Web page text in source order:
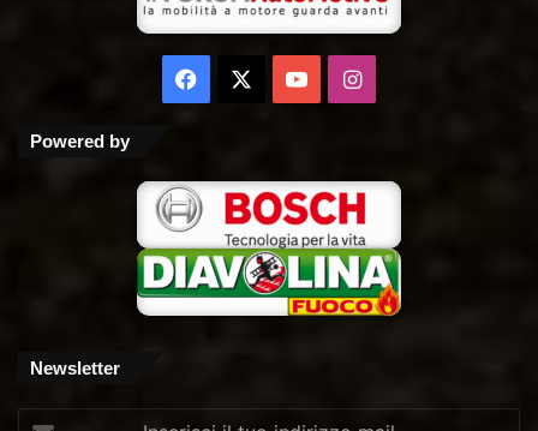
Facebook You Instagram
Powered by
Newsletter